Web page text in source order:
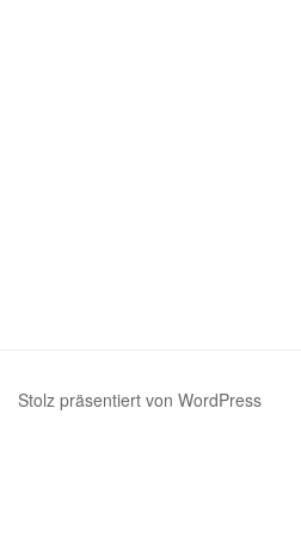
Stolz präsentiert von WordPress